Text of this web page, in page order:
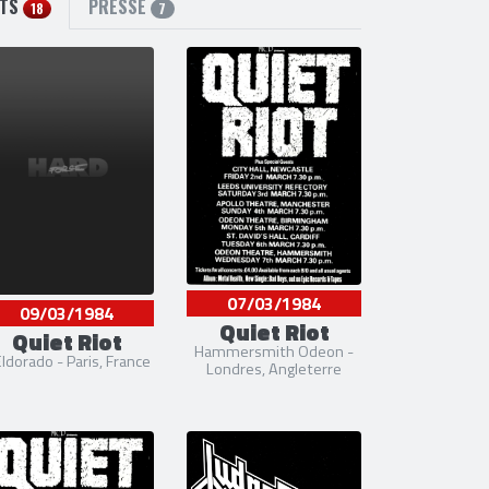
2003]
18 PRESSE 7
09/03/1984
Quiet Riot
- Paris, France
07/03/1984
Quiet Riot
Hammersmith Odeon -
Londres, Angleterre